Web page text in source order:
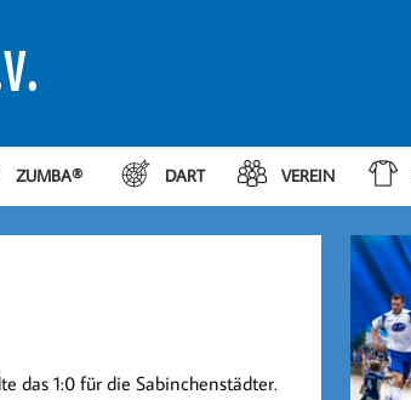
ZUMBA® DART VEREIN
das 1:0 für die Sabinchenstädter.